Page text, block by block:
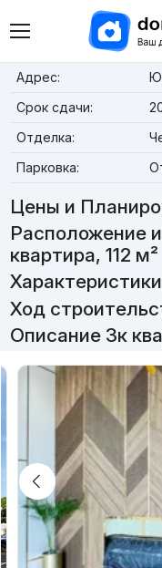
Адрес:
Срок сдачи:
Отделка:
Парковка:
Цены и
Расположение
квартира, 112 м²
Ход
Описание 3к